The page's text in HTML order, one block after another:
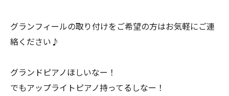
グランフィールの取り付けをご希望の方はお気軽にご連
絡ください♪
グランドピアノほしいなー！
でもアップライトピアノ持ってるしなー！